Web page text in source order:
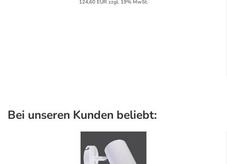
124,60 EUR zzgl. 19% MwSt.
Bei unseren Kunden beliebt: